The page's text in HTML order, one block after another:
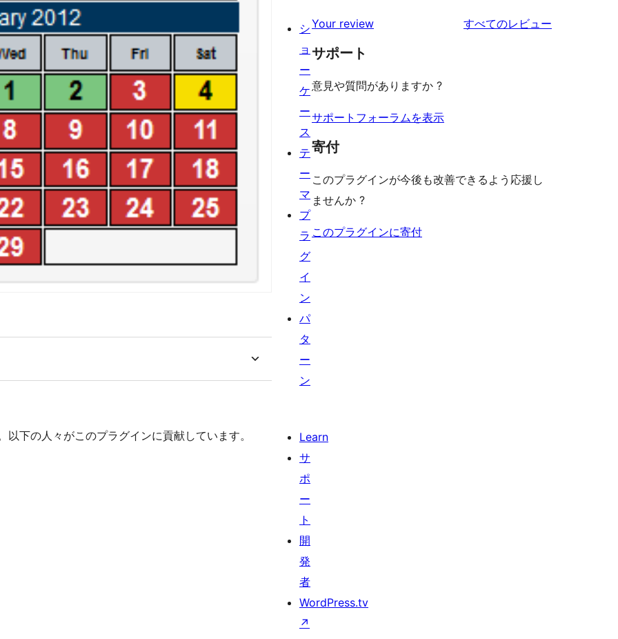
下の人々がこのプラグインに貢献しています。
ー
ュ
ー
ビ
ュ
レ
ビ
ー
星
レ
ュ
ー
Your review すべてのレビュー
サポート
意見や質問がありますか ?
サポートフォーラムを表示
寄付
このプラグインが今後も改善できるよう応援し
ませんか ?
このプラグインに寄付
シ
ョ
ー
ケ
ー
ス
テ
ー
マ
プ
ラ
グ
イ
ン
パ
タ
ー
ン
Learn
サ
ポ
ー
ト
開
発
者
WordPress.tv
↗